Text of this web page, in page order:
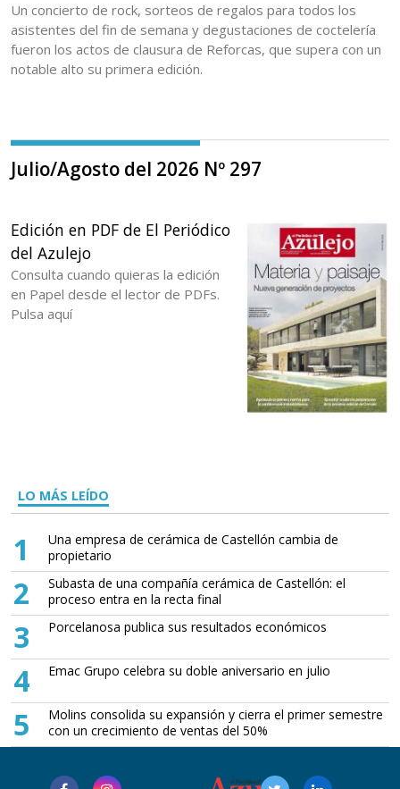
Un concierto de rock, sorteos de regalos para todos los
asistentes del fin de semana y degustaciones de coctelería
fueron los actos de clausura de Reforcas, que supera con un
notable alto su primera edición.
Julio/Agosto del 2026 Nº 297
Edición en PDF de El Periódico
del Azulejo
Consulta cuando quieras la edición
en Papel desde el lector de PDFs.
Pulsa aquí
LO MÁS LEÍDO
1
Una empresa de cerámica de Castellón cambia de
propietario
2
Subasta de una compañía cerámica de Castellón: el
proceso entra en la recta final
3 Porcelanosa publica sus resultados económicos
4 Emac Grupo celebra su doble aniversario en julio
5
Molins consolida su expansión y cierra el primer semestre
con un crecimiento de ventas del 50%